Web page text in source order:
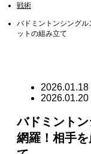
戦術
バドミントンシング
ットの組み立て
2026.01.18
2026.01.20
バドミント
網羅！相手